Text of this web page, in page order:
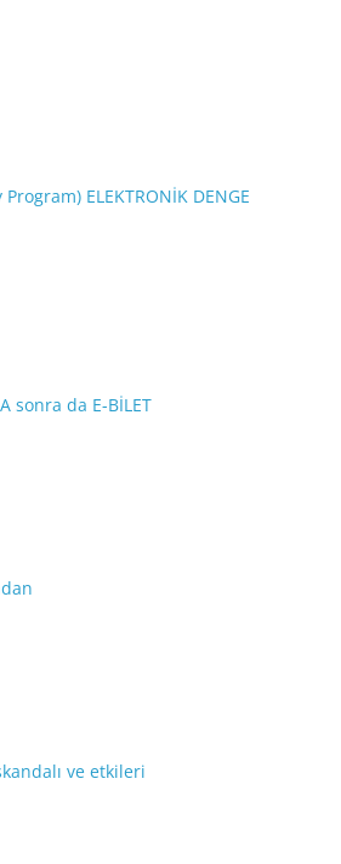
ELEKTRONİK DENGE
sonra da E-BİLET
ve etkileri